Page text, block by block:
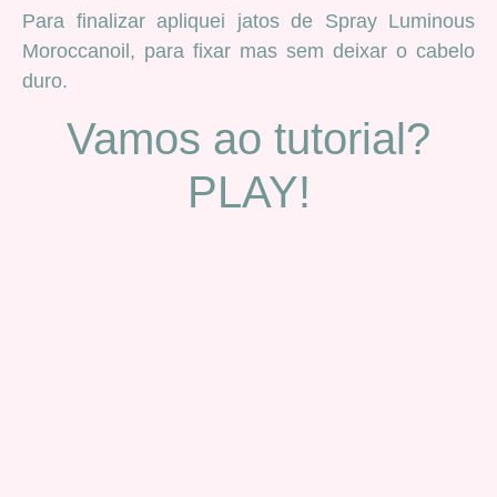
Para finalizar apliquei jatos de Spray Luminous
Moroccanoil, para fixar mas sem deixar o cabelo
duro.
Vamos ao tutorial?
PLAY!